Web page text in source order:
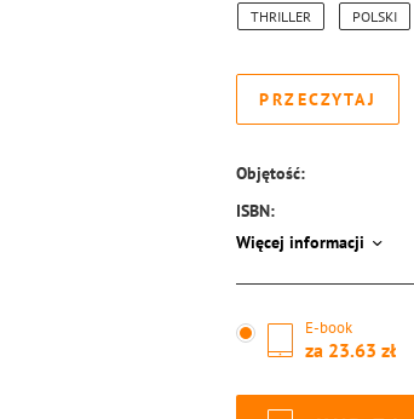
THRILLER POLSKI
PRZECZYTAJ
Objętość:
ISBN:
Więcej informacji
E-book
za 23.63